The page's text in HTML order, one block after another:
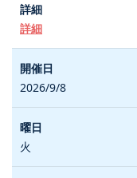
詳細
2026/9/8
火